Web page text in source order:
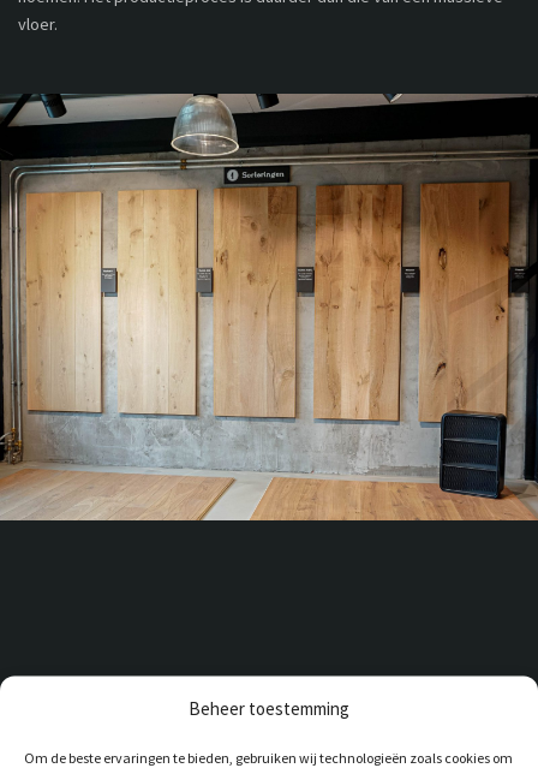
Beheer toestemming
Om de beste ervaringen te bieden, gebruiken wij technologieën zoals cookies om
vloer.